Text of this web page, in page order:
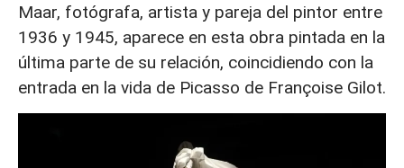
Maar, fotógrafa, artista y pareja del pintor entre
1936 y 1945, aparece en esta obra pintada en la
última parte de su relación, coincidiendo con la
entrada en la vida de Picasso de Françoise Gilot.